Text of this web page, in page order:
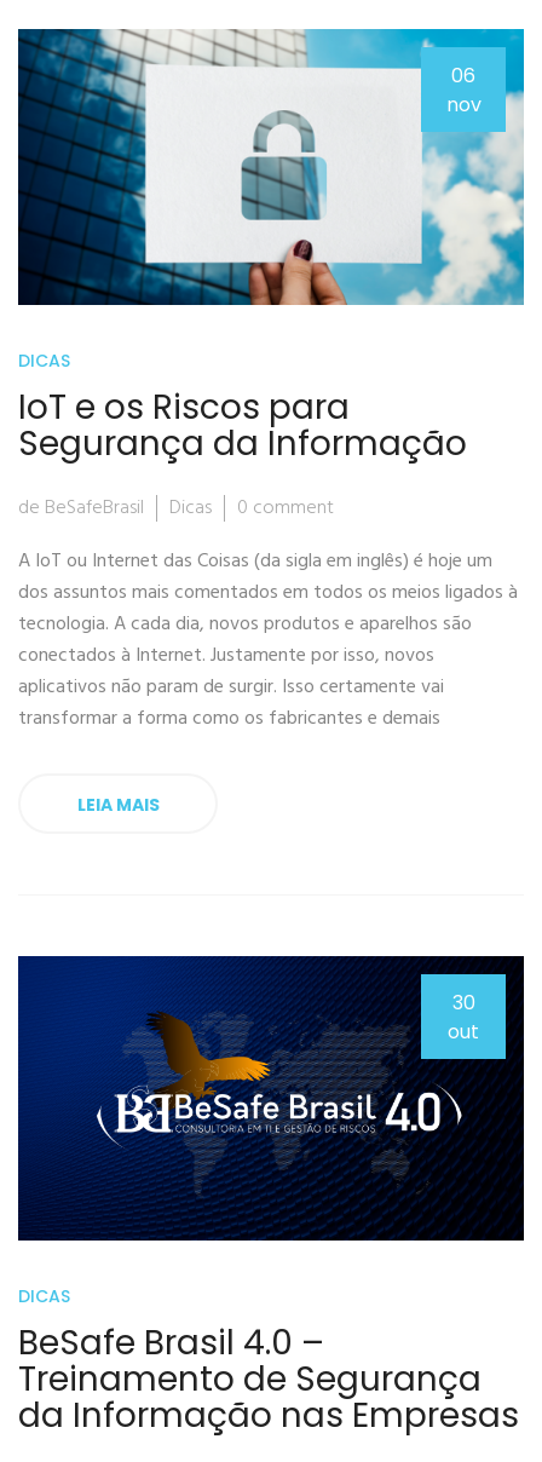
06
nov
DICAS
IoT e os Riscos para
Segurança da Informação
de BeSafeBrasil Dicas
0 comment
A IoT ou Internet das Coisas (da sigla em inglês) é hoje um
dos assuntos mais comentados em todos os meios ligados à
tecnologia. A cada dia, novos produtos e aparelhos são
conectados à Internet. Justamente por isso, novos
aplicativos não param de surgir. Isso certamente vai
transformar a forma como os fabricantes e demais
LEIA MAIS
30
out
DICAS
BeSafe Brasil 4.0 –
Treinamento de Segurança
da Informação nas Empresas